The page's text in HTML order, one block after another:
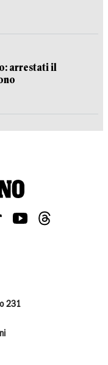
arrestati il
231